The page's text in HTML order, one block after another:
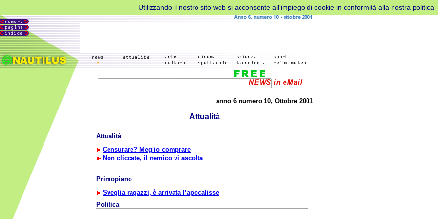
Utilizzando il nostro sito web si acconsente all'impiego di cookie in conformità alla nostra politica
anno 6 numero 10, Ottobre 2001
Attualità
Attualità
Censurare? Meglio comprare
Non cliccate, il nemico vi ascolta
Primopiano
Sveglia ragazzi, è arrivata l’apocalisse
Politica